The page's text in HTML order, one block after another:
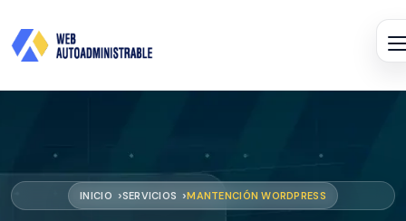
INICIO SERVICIOS MANTENCIÓN WORDPRESS